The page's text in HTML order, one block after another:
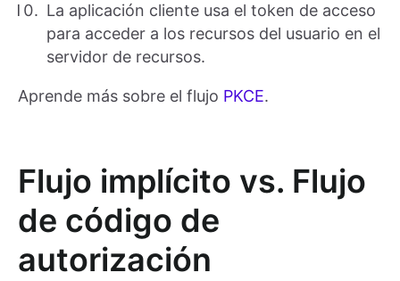
La aplicación cliente usa el token de acceso
para acceder a los recursos del usuario en el
servidor de recursos.
Aprende más sobre el flujo PKCE.
Flujo implícito vs. Flujo
de código de
autorización